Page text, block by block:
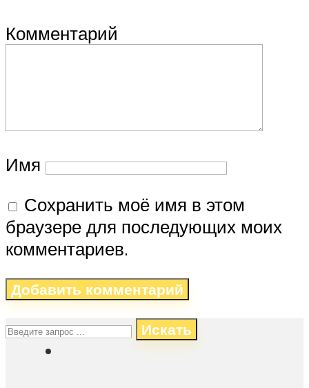
Комментарий
Имя
Сохранить моё имя в этом
браузере для последующих моих
комментариев.
Искать